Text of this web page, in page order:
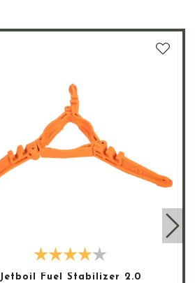
Jetboil Fuel Stabilizer 2.0